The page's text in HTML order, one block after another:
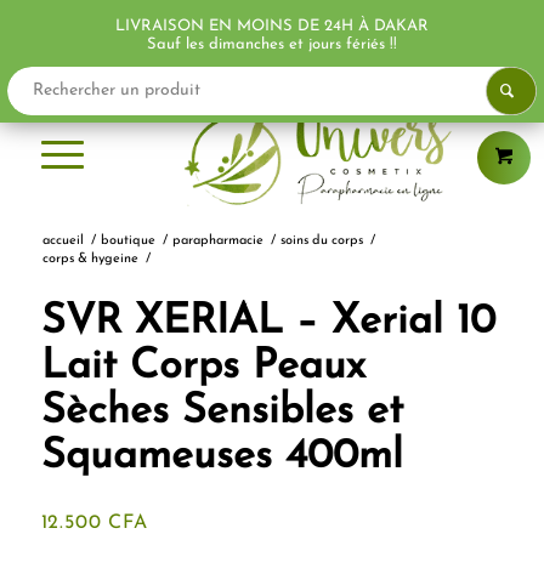
accueil / boutique / parapharmacie / soins du corps /
corps & hygeine
/
SVR XERIAL – Xerial 10
Lait Corps Peaux
Sèches Sensibles et
Squameuses 400ml
12.500 CFA
LIVRAISON EN MOINS DE 24H À DAKAR
Sauf les dimanches et jours fériés !!